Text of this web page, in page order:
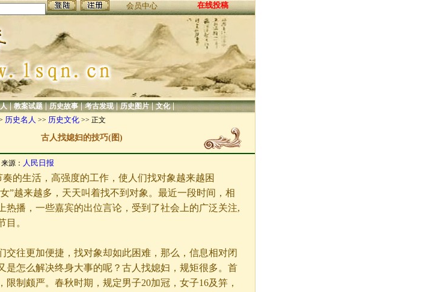
会员中心 在线投稿
|教案试题|历史故事|考古发现|历史图片|文化|
历史名人 >> 历史文化>> 正文
古人找媳妇的技巧(图)
源： 人民日报
的生活，高强度的工作，使人们找对象越来越困
”越来越多，天天叫着找不到对象。最近一段时间，相
热播，一些嘉宾的出位言论，受到了社会上的广泛关注,
目。
往更加便捷，找对象却如此困难，那么，信息相对闭
是怎么解决终身大事的呢？古人找媳妇，规矩很多。首
限制颇严。春秋时期，规定男子20加冠，女子16及笄，